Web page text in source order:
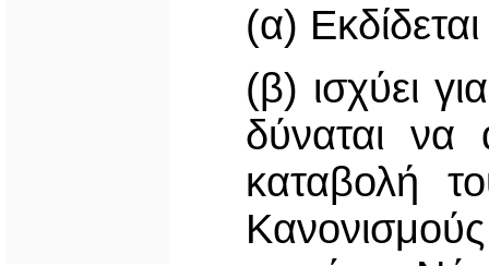
(α)
(β) ισχύει
δύναται να
καταβολή